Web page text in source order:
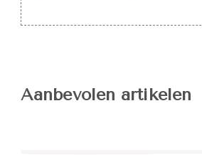
Aanbevolen artikelen